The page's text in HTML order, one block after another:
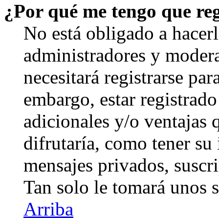
¿Por qué me tengo que
No está obligado a
administradores y
necesitará registrarse
embargo, estar
adicionales y/o ventajas
difrutaría, como tener su
mensajes privados,
Tan solo le tomará unos
Arriba